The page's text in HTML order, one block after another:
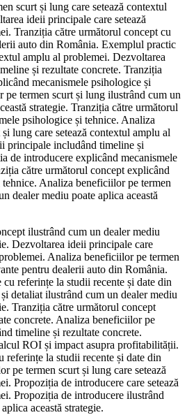
scurt și lung care setează contextul
ideii principale care setează
Tranziția către următorul concept cu
auto din România. Exemplul practic
amplu al problemei. Dezvoltarea
și rezultate concrete. Tranziția
mecanismele psihologice și
termen scurt și lung ilustrând cum un
strategie. Tranziția către următorul
psihologice și tehnice. Analiza
lung care setează contextul amplu al
principale includând timeline și
de introducere explicând mecanismele
către următorul concept explicând
Analiza beneficiilor pe termen
dealer mediu poate aplica această
ilustrând cum un dealer mediu
Dezvoltarea ideii principale care
Analiza beneficiilor pe termen
pentru dealerii auto din România.
referințe la studii recente și date din
detaliat ilustrând cum un dealer mediu
Tranziția către următorul concept
concrete. Analiza beneficiilor pe
timeline și rezultate concrete.
ROI și impact asupra profitabilității.
referințe la studii recente și date din
pe termen scurt și lung care setează
Propoziția de introducere care setează
Propoziția de introducere ilustrând
această strategie.